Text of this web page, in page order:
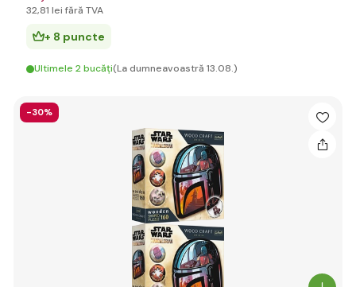
32,81 lei fără TVA
+ 8 puncte
Ultimele 2 bucăți(La dumneavoastră 13.08.)
-30%